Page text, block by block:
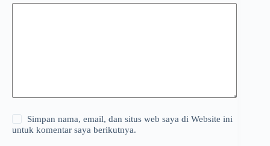
Simpan nama, email, dan situs web saya di Website ini
untuk komentar saya berikutnya.